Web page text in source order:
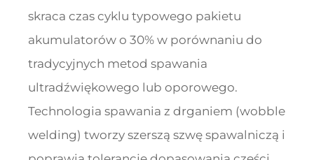
skraca czas cyklu typowego pakietu
akumulatorów o 30% w porównaniu do
tradycyjnych metod spawania
ultradźwiękowego lub oporowego.
Technologia spawania z drganiem (wobble
welding) tworzy szerszą szwę spawalniczą i